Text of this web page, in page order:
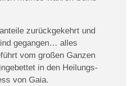
zurückgekehrt und
gegangen… alles
vom großen Ganzen
in den Heilungs-
von Gaia.